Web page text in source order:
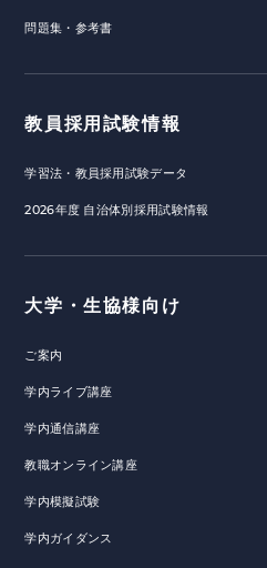
問題集・参考書
教員採用試験情報
学習法・教員採用試験データ
2026年度 自治体別採用試験情報
大学・生協様向け
ご案内
学内ライブ講座
学内通信講座
教職オンライン講座
学内模擬試験
学内ガイダンス